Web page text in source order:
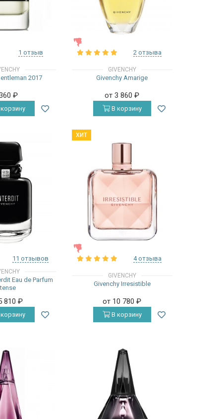
1 отзыв
2017
₽
2 отзыва
GIVENCHY
Givenchy Amarige
от 3 860₽
В корзину
11 отзывов
Eau de Parfum
810₽
ХИТ
4 отзыва
GIVENCHY
Givenchy Irresistible
от 10 780₽
В корзину